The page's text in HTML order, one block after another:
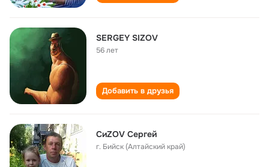
SERGEY SIZOV
56 лет
Добавить в друзья
СиZOV Сергей
г. Бийск (Алтайский край)